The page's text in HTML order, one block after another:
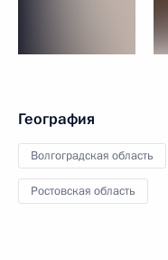
География
Волгоградская область
Ростовская область